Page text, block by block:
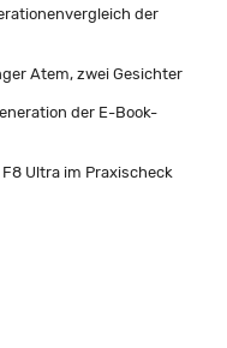
der
Atem, zwei Gesichter
der E-Book-
Ultra im Praxischeck